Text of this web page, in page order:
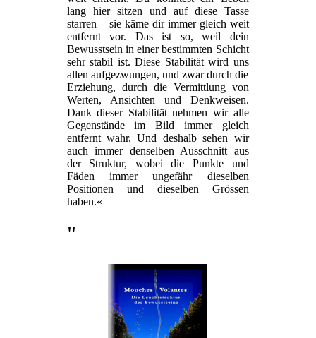
lang hier sitzen und auf diese Tasse
starren – sie käme dir immer gleich weit
entfernt vor. Das ist so, weil dein
Bewusstsein in einer bestimmten Schicht
sehr stabil ist. Diese Stabilität wird uns
allen aufgezwungen, und zwar durch die
Erziehung, durch die Vermittlung von
Werten, Ansichten und Denkweisen.
Dank dieser Stabilität nehmen wir alle
Gegenstände im Bild immer gleich
entfernt wahr. Und deshalb sehen wir
auch immer denselben Ausschnitt aus
der Struktur, wobei die Punkte und
Fäden immer ungefähr dieselben
Positionen und dieselben Grössen
haben.«
"